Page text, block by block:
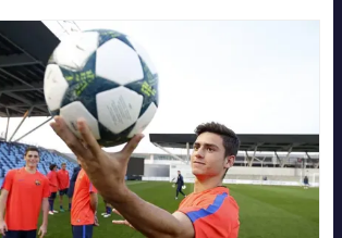
FC Barcelona club badge